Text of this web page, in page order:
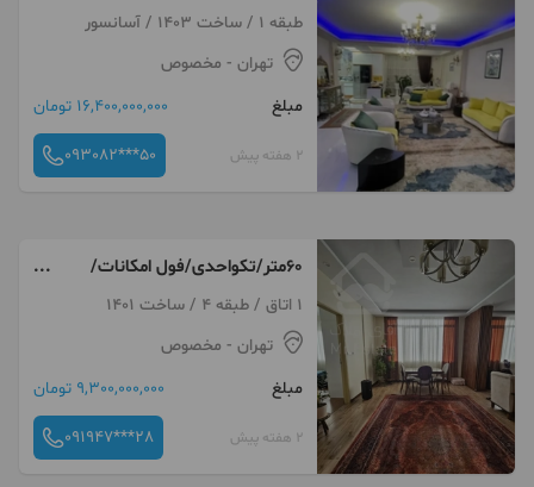
نوساز/محله غفاری
طبقه 1 / ساخت 1403 / آسانسور
تهران - مخصوص
مبلغ
16,400,000,000 تومان
2 هفته پیش 093082***50
۶۰متر/تکواحدی/فول امکانات/
محبوب مجاز/مخصوص1 اتاق / طبقه 4 / ساخت 1401
تهران - مخصوص
مبلغ
9,300,000,000 تومان
2 هفته پیش 091947***28